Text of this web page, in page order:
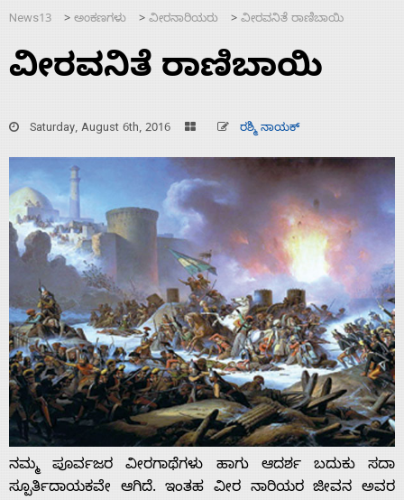
News13 > ಅಂಕಣಗಳು > ವೀರನಾರಿಯರು > ವೀರವನಿತೆ ರಾಣಿಬಾಯಿ
ವೀರವನಿತೆ ರಾಣಿಬಾಯಿ
Saturday, August 6th, 2016 ರಶ್ಮಿ ನಾಯಕ್
ನಮ್ಮ ಪೂರ್ವಜರ ವೀರಗಾಥೆಗಳು ಹಾಗು ಆದರ್ಶ ಬದುಕು ಸದಾ
ಸ್ಪೂರ್ತಿದಾಯಕವೇ ಆಗಿದೆ. ಇಂತಹ ವೀರ ನಾರಿಯರ ಜೀವನ ಅವರ